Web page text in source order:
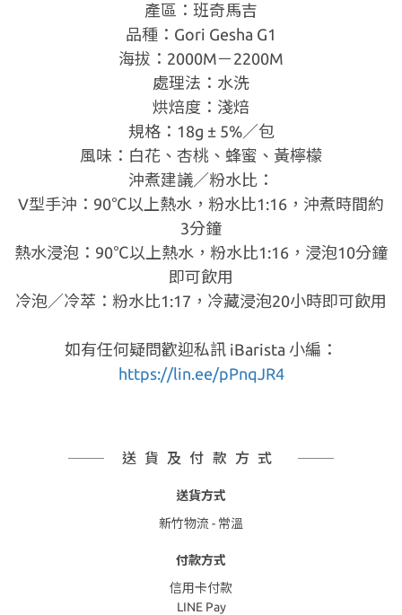
產區：班奇馬吉
品種：Gori Gesha G1
海拔：2000M－2200M
處理法：水洗
烘焙度：淺焙
規格：18g ± 5%／包
風味：白花、杏桃、蜂蜜、黃檸檬
沖煮建議／粉水比：
V型手沖：90℃以上熱水，粉水比1:16，沖煮時間約
3分鐘
熱水浸泡：90℃以上熱水，粉水比1:16，浸泡10分鐘
即可飲用
冷泡／冷萃：粉水比1:17，冷藏浸泡20小時即可飲用
如有任何疑問歡迎私訊 iBarista 小編：
https://lin.ee/pPnqJR4
送貨及付款方式
送貨方式
新竹物流 - 常溫
付款方式
信用卡付款
LINE Pay